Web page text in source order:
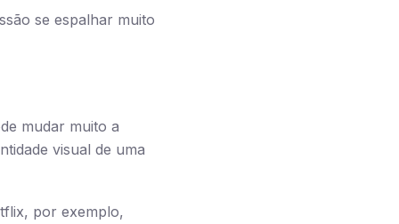
se espalhar muito
mudar muito a
visual de uma
por exemplo,